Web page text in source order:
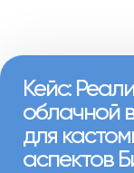
Кейс:
облачной
для
аспектов